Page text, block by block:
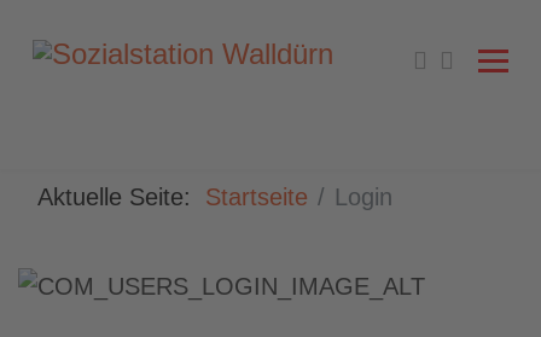
Aktuelle Seite: Startseite Login